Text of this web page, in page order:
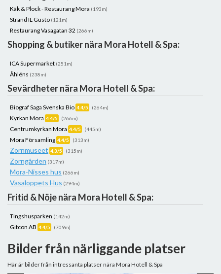
Käk & Plock - Restaurang Mora (193m)
Strand IL Gusto (121m)
Restaurang Vasagatan 32 (266m)
Shopping & butiker nära Mora Hotell & Spa:
ICA Supermarket (251m)
Åhléns (238m)
Sevärdheter nära Mora Hotell & Spa:
Biograf Saga Svenska Bio 4.4/5 (264m)
Kyrkan Mora 4.4/5 (266m)
Centrumkyrkan Mora 4.4/5 (445m)
Mora Församling 4.4/5 (313m)
Zornmuseet 4.3/5 (315m)
Zorngården (317m)
Mora-Nisses hus (266m)
Vasaloppets Hus (294m)
Fritid & Nöje nära Mora Hotell & Spa:
Tingshusparken (142m)
Gitcon AB 4.4/5 (709m)
Bilder från närliggande platser
Här är bilder från intressanta platser nära Mora Hotell & Spa